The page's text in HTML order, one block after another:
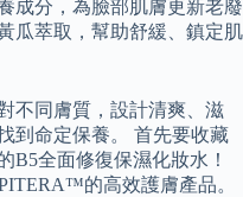
成分，為臉部肌膚更新老廢
瓜萃取，幫助舒緩、鎮定肌
不同膚質，設計清爽、滋
到命定保養。 首先要收藏
B5全面修復保濕化妝水！
的高效護膚產品。